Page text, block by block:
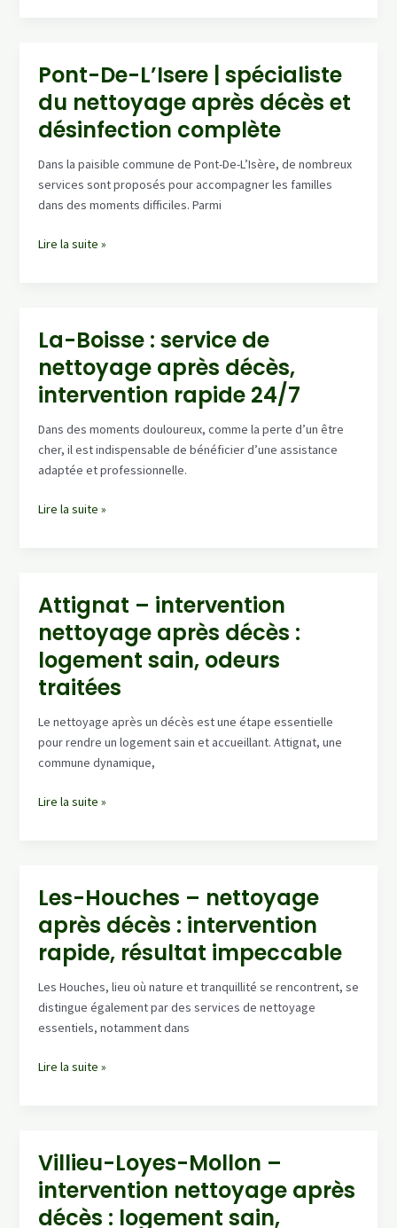
décès,
décontamination
remise
en
propreté
Pont-De-L’Isere | spécialiste
du nettoyage après décès et
désinfection complète
Dans la paisible commune de Pont-De-L’Isère, de nombreux
services sont proposés pour accompagner les familles
dans des moments difficiles. Parmi
Pont-
du
nettoyage
après
décès
et
désinfection
complète
Lire la suite »
La-Boisse : service de
nettoyage après décès,
intervention rapide 24/7
Dans des moments douloureux, comme la perte d’un être
cher, il est indispensable de bénéficier d’une assistance
adaptée et professionnelle.
La-
nettoyage
après
décès,
intervention
rapide
Lire la suite »
Attignat – intervention
nettoyage après décès :
logement sain, odeurs
traitées
Le nettoyage après un décès est une étape essentielle
pour rendre un logement sain et accueillant. Attignat, une
commune dynamique,
Attignat
décès
:
logement
sain,
odeurs
traitées
Lire la suite »
Les-Houches – nettoyage
après décès : intervention
rapide, résultat impeccable
Les Houches, lieu où nature et tranquillité se rencontrent, se
distingue également par des services de nettoyage
essentiels, notamment dans
Les-
décès
:
intervention
Lire la suite »
Villieu-Loyes-Mollon –
intervention nettoyage après
décès : logement sain,